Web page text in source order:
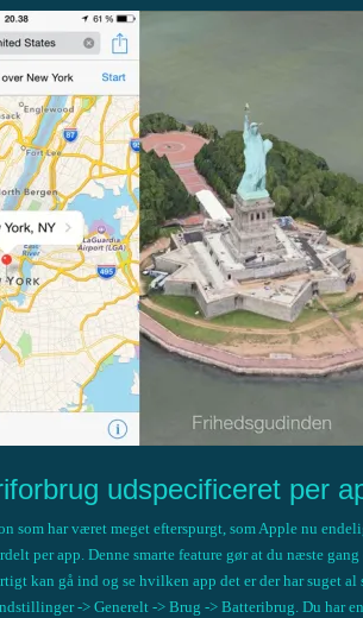
udspecificeret per
som har været meget efterspurgt, som Apple nu
per app. Denne smarte feature gør at du næste
kan gå ind og se hvilken app det er der har suget
-> Generelt -> Brug -> Batteribrug. Du har